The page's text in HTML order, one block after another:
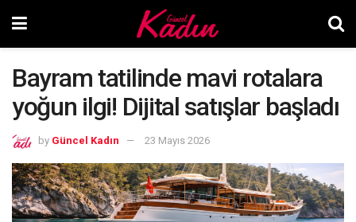
Bayram tatilinde mavi rotalara
yoğun ilgi! Dijital satışlar başladı
by Güncel Kadın 23 Mayıs 2026